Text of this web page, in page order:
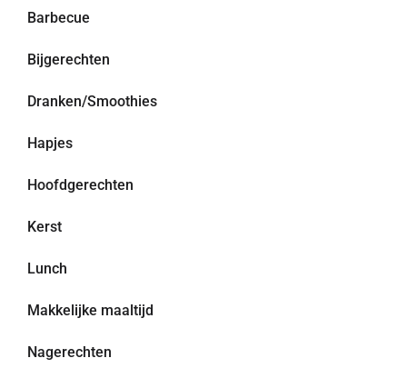
Barbecue
Bijgerechten
Dranken/Smoothies
Hapjes
Hoofdgerechten
Kerst
Lunch
Makkelijke maaltijd
Nagerechten